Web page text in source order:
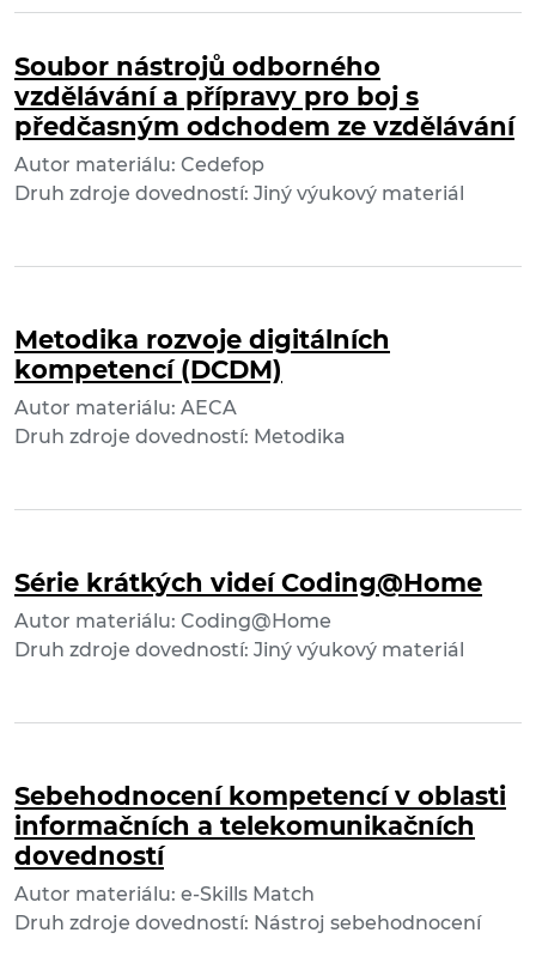
Soubor nástrojů odborného
vzdělávání a přípravy pro boj s
předčasným odchodem ze vzdělávání
Autor materiálu: Cedefop
Druh zdroje dovedností: Jiný výukový materiál
Metodika rozvoje digitálních
kompetencí (DCDM)
Autor materiálu: AECA
Druh zdroje dovedností: Metodika
Série krátkých videí Coding@Home
Autor materiálu: Coding@Home
Druh zdroje dovedností: Jiný výukový materiál
Sebehodnocení kompetencí v oblasti
informačních a telekomunikačních
dovedností
Autor materiálu: e-Skills Match
Druh zdroje dovedností: Nástroj sebehodnocení